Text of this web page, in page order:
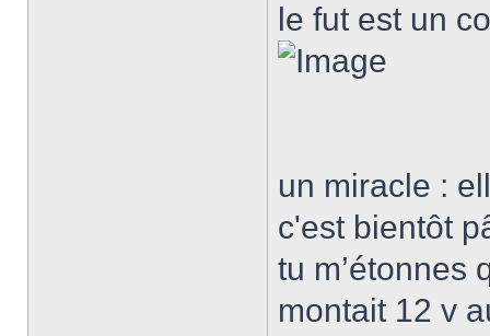
le fut est un
un miracle :
c'est bientôt
tu m’étonnes
montait 12 v